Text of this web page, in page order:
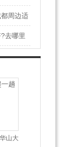
周边适
去哪里
山大